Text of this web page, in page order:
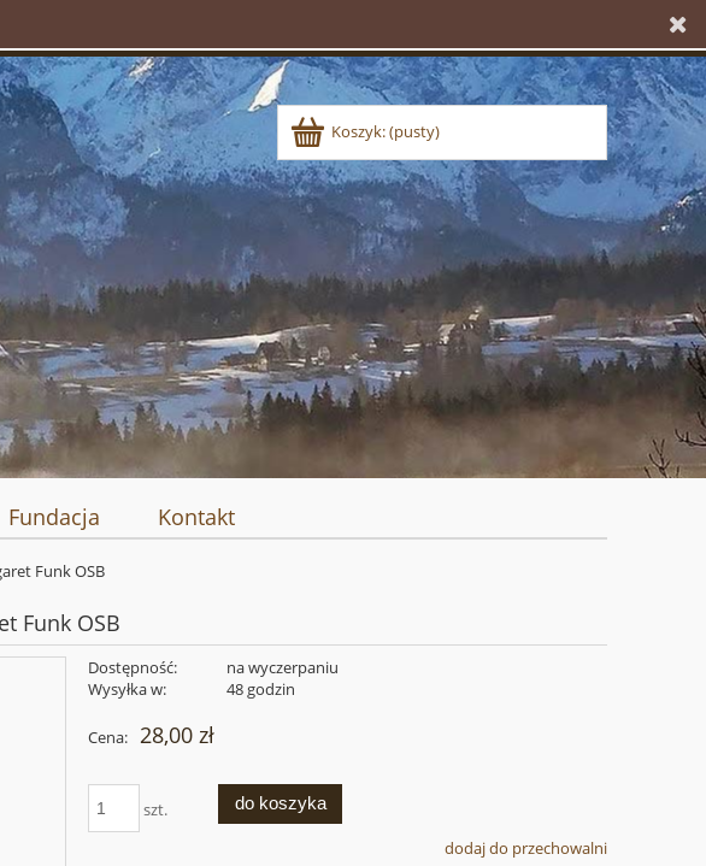
Koszyk:(pusty)
Fundacja Kontakt
Funk OSB
Funk OSB
Dostępność:
na wyczerpaniu
Wysyłka w:
48 godzin
Cena: 28,00 zł
szt. do koszyka
dodaj do przechowalni